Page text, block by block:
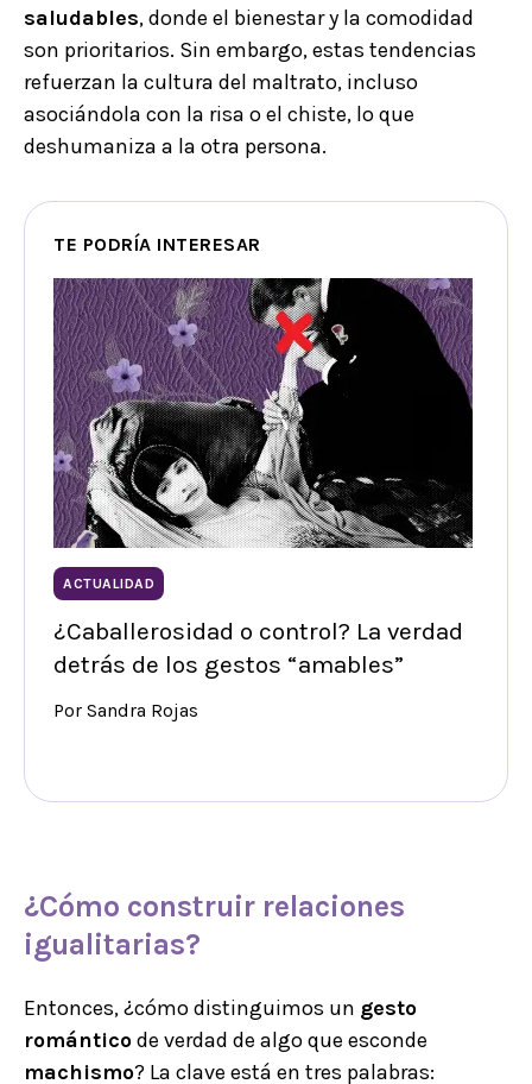
saludables, donde el bienestar y la comodidad
son prioritarios. Sin embargo, estas tendencias
refuerzan la cultura del maltrato, incluso
asociándola con la risa o el chiste, lo que
deshumaniza a la otra persona.
TE PODRÍA INTERESAR
ACTUALIDAD
¿Caballerosidad o control? La verdad
detrás de los gestos “amables”
Por Sandra Rojas
¿Cómo construir relaciones
igualitarias?
Entonces, ¿cómo distinguimos un gesto
románticode verdad de algo que esconde
machismo? La clave está en tres palabras: